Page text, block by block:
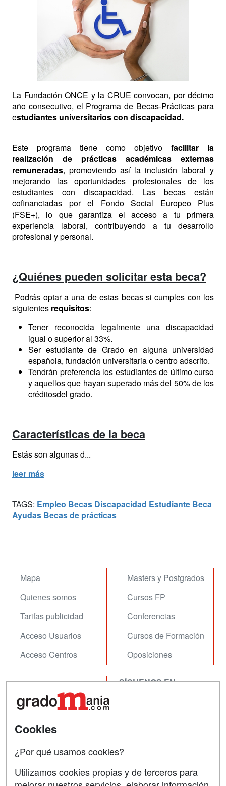
La Fundación ONCE y la CRUE convocan, por décimo
año consecutivo, el Programa de Becas-Prácticas para
estudiantes universitarios con discapacidad.
Este programa tiene como objetivo facilitar la
realización de prácticas académicas externas
remuneradas, promoviendo así la inclusión laboral y
mejorando las oportunidades profesionales de los
estudiantes con discapacidad. Las becas están
cofinanciadas por el Fondo Social Europeo Plus
(FSE+), lo que garantiza el acceso a tu primera
experiencia laboral, contribuyendo a tu desarrollo
profesional y personal.
¿Quiénes pueden solicitar esta beca?
Podrás optar a una de estas becas si cumples con los
siguientes requisitos:
Tener reconocida legalmente una discapacidad
igual o superior al 33%.
Ser estudiante de Grado en alguna universidad
española, fundación universitaria o centro adscrito.
Tendrán preferencia los estudiantes de último curso
y aquellos que hayan superado más del 50% de los
créditosdel grado.
Características de la beca
Estás son algunas d...
leer más
TAGS: Empleo Becas Discapacidad Estudiante Beca
Ayudas Becas de prácticas
Mapa
Quienes somos
Tarifas publicidad
Acceso Usuarios
Acceso Centros
Masters y Postgrados
Cursos FP
Conferencias
Cursos de Formación
Oposiciones
Contactar
Confidencialidad
Aviso legal
SÍGUENOS EN:
Cookies
¿Por qué usamos cookies?
Utilizamos cookies propias y de terceros para